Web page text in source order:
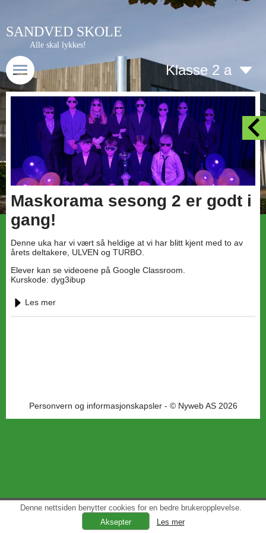
SANDVED SKOLE
Alle skal lykkes!
Klasse 2 a
Maskorama sesong 2 er godt i
gang!
Denne uka har vi vært så heldige at vi har blitt kjent med to av
årets deltakere, ULVEN og TURBO.
Elever kan se videoene på Google Classroom.
Kurskode: dyg3ibup
Les mer
Personvern og informasjonskapsler- © Nyweb AS 2026
Denne nettsiden benytter cookies for en bedre brukeropplevelse.
Les mer